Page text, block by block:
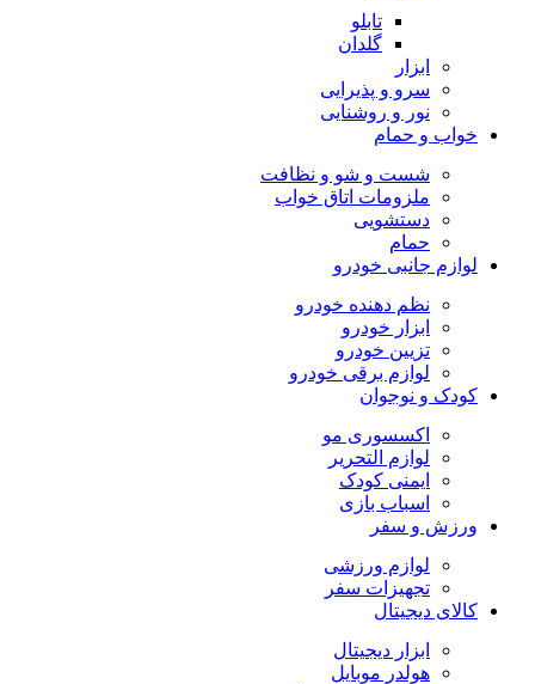
تابلو
گلدان
ابزار
سرو و پذیرایی
نور و روشنایی
خواب و حمام
شست و شو و نظافت
ملزومات اتاق خواب
دستشویی
حمام
لوازم جانبی خودرو
نظم دهنده خودرو
ابزار خودرو
تزیین خودرو
لوازم برقی خودرو
کودک و نوجوان
اکسسوری مو
لوازم التحریر
ایمنی کودک
اسباب بازی
ورزش و سفر
لوازم ورزشی
تجهیزات سفر
کالای دیجیتال
ابزار دیجیتال
هولدر موبایل